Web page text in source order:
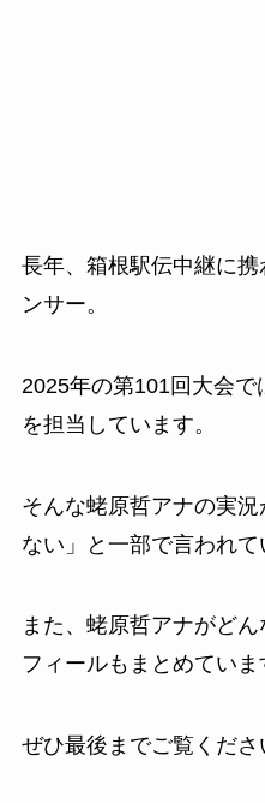
長年、箱根駅伝中継に
ンサー。
2025年の第101回大会
を担当しています。
そんな蛯原哲アナの実
ない」と一部で言われて
また、蛯原哲アナがど
フィールもまとめていま
ぜひ最後までご覧くださ